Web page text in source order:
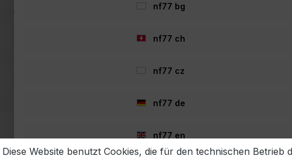
1000
Diese Website benutzt Cookies, die für den technischen Betrieb
nf77 bg
nf77 ch
nf77 cz
nf77 de
nf77 en